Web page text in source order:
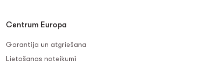
Centrum Europa
Garantija un atgriešana
Lietošanas noteikumi